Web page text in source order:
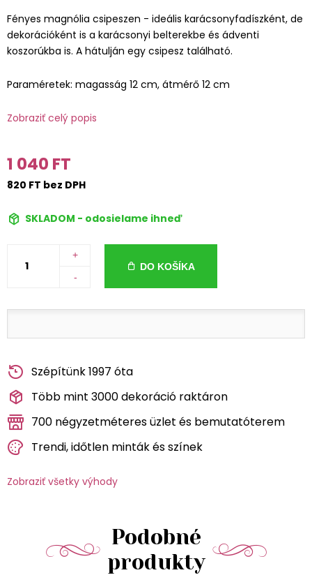
Fényes magnólia csipeszen - ideális karácsonyfadíszként, de
dekorációként is a karácsonyi belterekbe és ádventi
koszorúkba is. A hátulján egy csipesz található.
Paraméretek: magasság 12 cm, átmérő 12 cm
Zobraziť celý popis
1 040 FT
820 FT bez DPH
SKLADOM - odosielame ihneď
+
-
DO KOŠÍKA
Szépítünk 1997 óta
Több mint 3000 dekoráció raktáron
700 négyzetméteres üzlet és bemutatóterem
Trendi, időtlen minták és színek
Zobraziť všetky výhody
Podobné
produkty